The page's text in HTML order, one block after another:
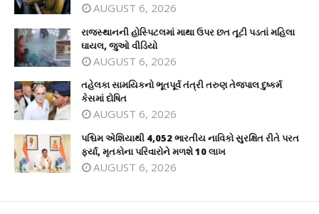
AUGUST 6, 2026
રાજસ્થાનની હોસ્પિટલમાં માથા ઉપર છત તૂટી પડતાં મહિલા
ઘાયલ, જુઓ વીડિયો
AUGUST 6, 2026
તહેલકા સામયિકનો ભૂતપૂર્વ તંત્રી તરુણ તેજપાલ દુષ્કર્મ
કેસમાં દોષિત
AUGUST 6, 2026
પશ્ચિમ એશિયાથી 4,052 ભારતીય નાવિકો સુરક્ષિત રીતે પરત
ફર્યા, મૃતકોના પરિવારોને મળશે 10 લાખ
AUGUST 6, 2026